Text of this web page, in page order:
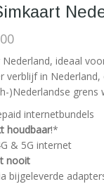
ideaal
verblijf in
)Nederlandse grens
internetbundels
houdbaar!*
& 5G internet
nooit
bijgeleverde